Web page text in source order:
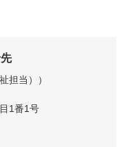
担当）
1番1号